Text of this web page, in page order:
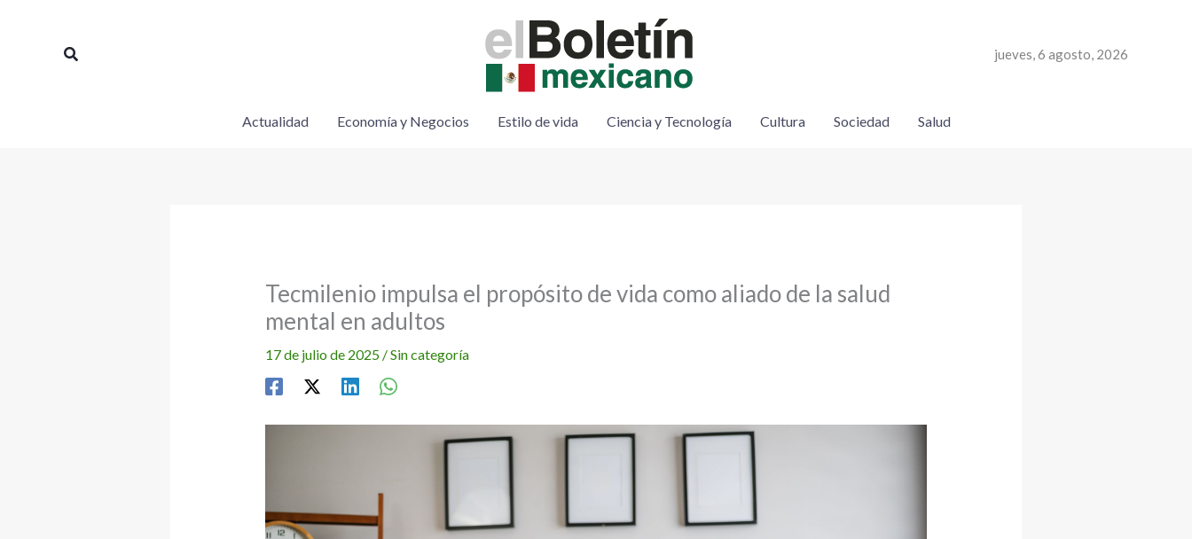
Buscar jueves, 6 agosto, 2026
Actualidad Economía y Negocios Estilo de vida Ciencia y Tecnología Cultura Sociedad Salud
Tecmilenio impulsa el propósito de vida como aliado de la salud
mental en adultos
17 de julio de 2025 /Sin categoría